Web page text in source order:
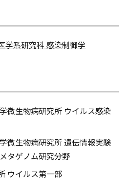
学系研究科 感染制御学
微生物病研究所 ウイルス感染
微生物病研究所 遺伝情報実験
タゲノム研究分野
ウイルス第一部